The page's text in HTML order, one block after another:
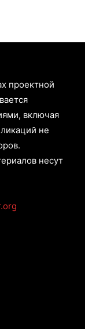
проектной
включая
не
несут